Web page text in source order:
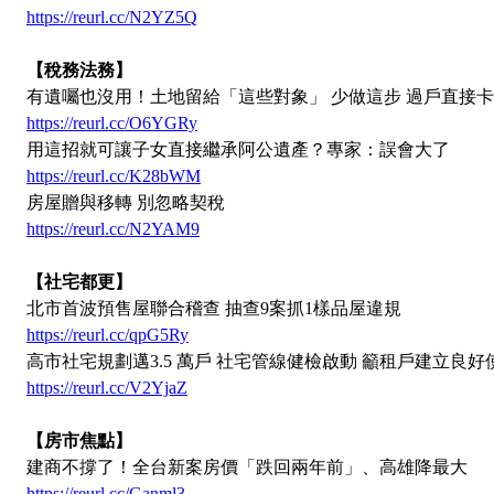
https://reurl.cc/N2YZ5Q
【稅務法務】
有遺囑也沒用！土地留給「這些對象」 少做這步 過戶直接
https://reurl.cc/O6YGRy
用這招就可讓子女直接繼承阿公遺產？專家：誤會大了
https://reurl.cc/K28bWM
房屋贈與移轉 別忽略契稅
https://reurl.cc/N2YAM9
【社宅都更】
北市首波預售屋聯合稽查 抽查9案抓1樣品屋違規
https://reurl.cc/qpG5Ry
高市社宅規劃邁3.5 萬戶 社宅管線健檢啟動 籲租戶建立良好
https://reurl.cc/V2YjaZ
【房市焦點】
建商不撐了！全台新案房價「跌回兩年前」、高雄降最大